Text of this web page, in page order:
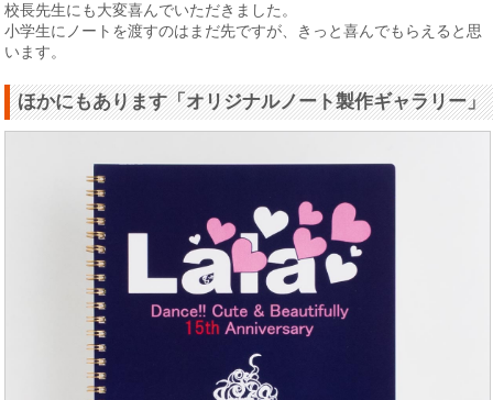
校長先生にも大変喜んでいただきました。
小学生にノートを渡すのはまだ先ですが、きっと喜んでもらえると思
います。
ほかにもあります「オリジナルノート製作ギャラリー」